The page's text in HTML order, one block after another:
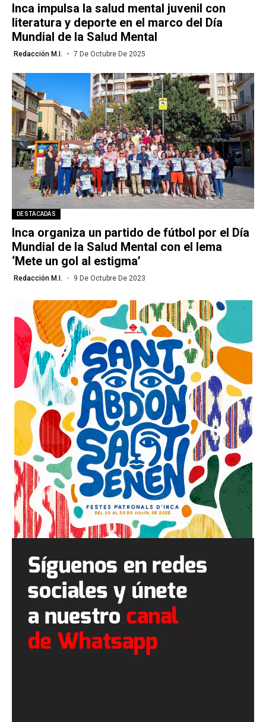
Inca impulsa la salud mental juvenil con
literatura y deporte en el marco del Día
Mundial de la Salud Mental
Redacción M.I. 7 De Octubre De 2025
DESTACADAS
Inca organiza un partido de fútbol por el Día
Mundial de la Salud Mental con el lema
‘Mete un gol al estigma’
Redacción M.I. 9 De Octubre De 2023